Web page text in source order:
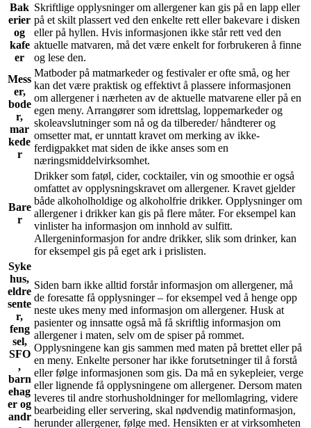
Bak
erier
og
kafe
er
Skriftlige opplysninger om allergener kan gis på en lapp eller
på et skilt plassert ved den enkelte rett eller bakevare i disken
eller på hyllen. Hvis informasjonen ikke står rett ved den
aktuelle matvaren, må det være enkelt for forbrukeren å finne
og lese den.
Mess
er,
bode
r,
mar
kede
r
Matboder på matmarkeder og festivaler er ofte små, og her
kan det være praktisk og effektivt å plassere informasjonen
om allergener i nærheten av de aktuelle matvarene eller på en
egen meny. Arrangører som idrettslag, loppemarkeder og
skoleavslutninger som nå og da tilbereder/ håndterer og
omsetter mat, er unntatt kravet om merking av ikke-
ferdigpakket mat siden de ikke anses som en
næringsmiddelvirksomhet.
Bare
r
Drikker som fatøl, cider, cocktailer, vin og smoothie er også
omfattet av opplysningskravet om allergener. Kravet gjelder
både alkoholholdige og alkoholfrie drikker. Opplysninger om
allergener i drikker kan gis på flere måter. For eksempel kan
vinlister ha informasjon om innhold av sulfitt.
Allergeninformasjon for andre drikker, slik som drinker, kan
for eksempel gis på eget ark i prislisten.
Syke
hus,
eldre
sente
r,
feng
sel,
SFO
,
barn
ehag
er og
andr
Siden barn ikke alltid forstår informasjon om allergener, må
de foresatte få opplysninger – for eksempel ved å henge opp
neste ukes meny med informasjon om allergener. Husk at
pasienter og innsatte også må få skriftlig informasjon om
allergener i maten, selv om de spiser på rommet.
Opplysningene kan gis sammen med maten på brettet eller på
en meny. Enkelte personer har ikke forutsetninger til å forstå
eller følge informasjonen som gis. Da må en sykepleier, verge
eller lignende få opplysningene om allergener. Dersom maten
leveres til andre storhusholdninger for mellomlagring, videre
bearbeiding eller servering, skal nødvendig matinformasjon,
herunder allergener, følge med. Hensikten er at virksomheten